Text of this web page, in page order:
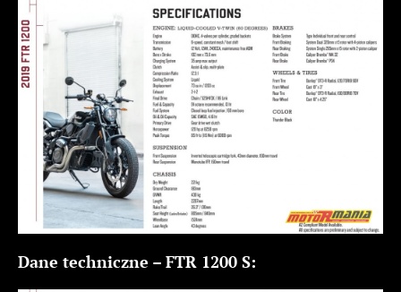
Dane techniczne – FTR 1200 S: